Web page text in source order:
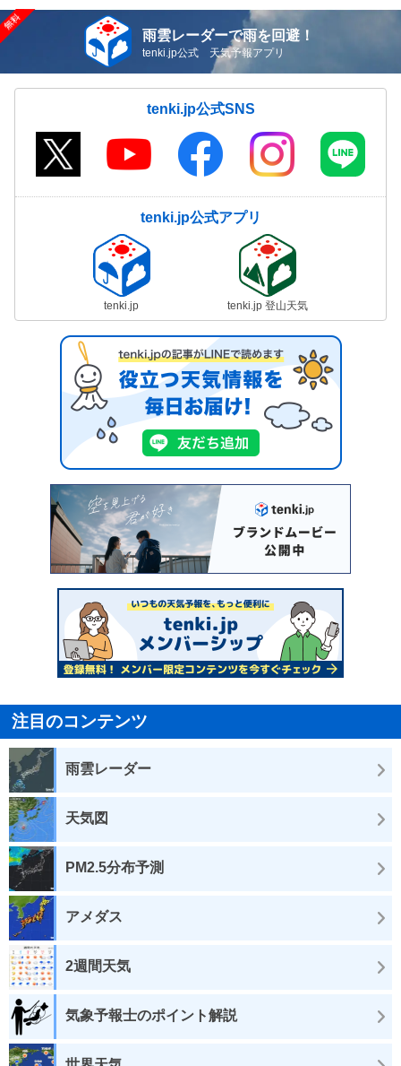
雨雲レーダーで雨を回避！
tenki.jp公式 天気予報アプリ
tenki.jp公式SNS
tenki.jp公式アプリ
tenki.jp tenki.jp 登山天気
注目のコンテンツ
雨雲レーダー
天気図
PM2.5分布予測
アメダス
2週間天気
気象予報士のポイント解説